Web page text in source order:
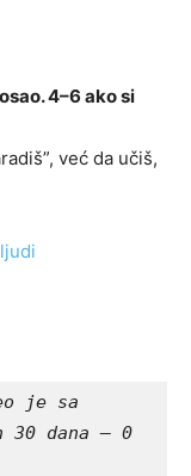
4–6 ako si
već da učiš,
je sa
30 dana – 0